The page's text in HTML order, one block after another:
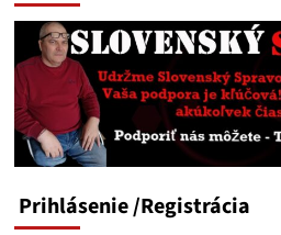
Prihlásenie/Registrácia